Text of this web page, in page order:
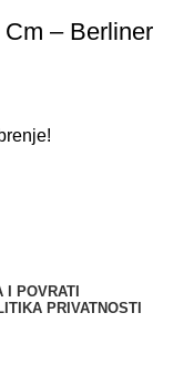
posudu na
– Berliner
I POVRATI
PRIVATNOSTI